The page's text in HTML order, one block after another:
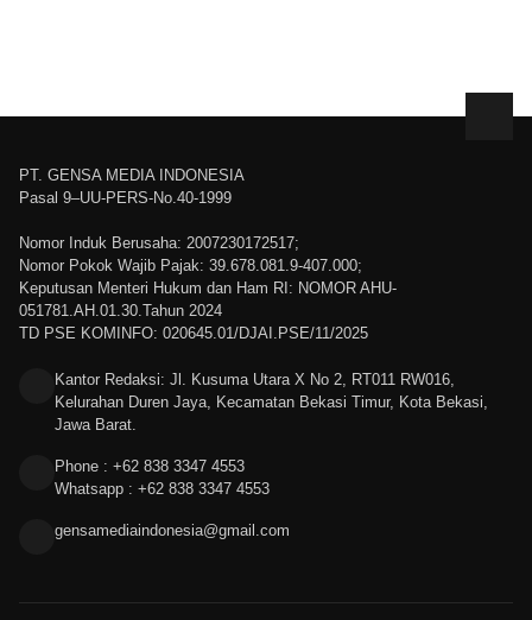
PT. GENSA MEDIA INDONESIA
Pasal 9–UU-PERS-No.40-1999
Nomor Induk Berusaha: 2007230172517;
Nomor Pokok Wajib Pajak: 39.678.081.9-407.000;
Keputusan Menteri Hukum dan Ham RI: NOMOR AHU-
051781.AH.01.30.Tahun 2024
TD PSE KOMINFO: 020645.01/DJAI.PSE/11/2025
Kantor Redaksi: Jl. Kusuma Utara X No 2, RT011 RW016,
Kelurahan Duren Jaya, Kecamatan Bekasi Timur, Kota Bekasi,
Jawa Barat.
Phone : +62 838 3347 4553
Whatsapp : +62 838 3347 4553
gensamediaindonesia@gmail.com